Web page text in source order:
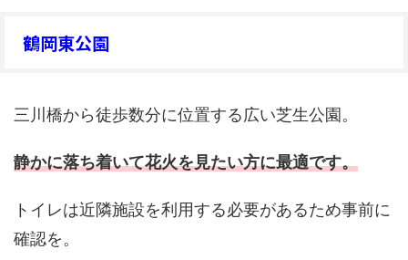
鶴岡東公園
三川橋から徒歩数分に位置する広い芝生公園。
静かに落ち着いて花火を見たい方に最適です。
トイレは近隣施設を利用する必要があるため事前に
確認を。